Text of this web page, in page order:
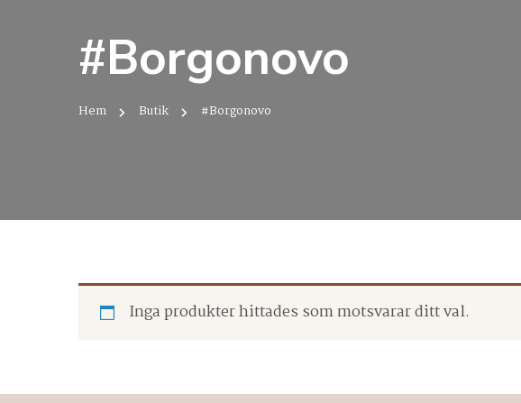
#Borgonovo
Hem Butik #Borgonovo
Inga produkter hittades som motsvarar ditt val.